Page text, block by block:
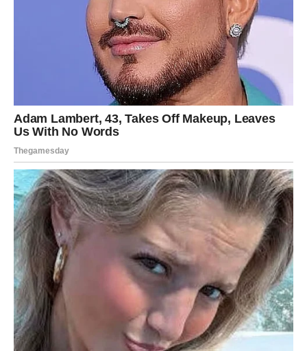
Počećete više vjerovati svojim sposobnostima.
Bićete sigurniji u odluke koje donosite.
I mnogo spremniji da prihvatite izazove koji dolaze.
Upravo to samopouzdanje biće ključ mnogih budućih
uspjeha.
NAJVAŽNIJA PORUKA
ZVIJEZDA
Vodolije, pred vama je period kakav dugo niste imale.
Ljubav vam donosi toplinu, pažnju i osjećaj pripadnosti.
Novac vam donosi sigurnost i nove mogućnosti.
Sreća vam donosi unutrašnji mir, optimizam i osjećaj da